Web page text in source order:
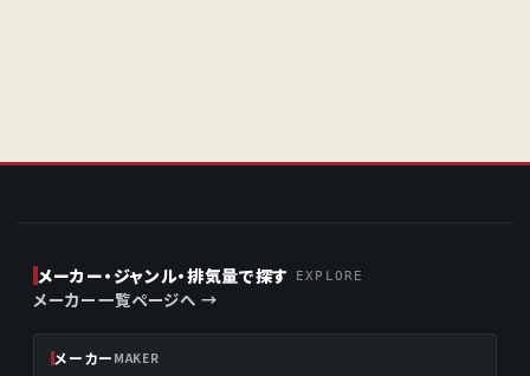
メーカー・ジャンル・排気量で探す EXPLORE
メーカー一覧ページへ →
メーカー MAKER